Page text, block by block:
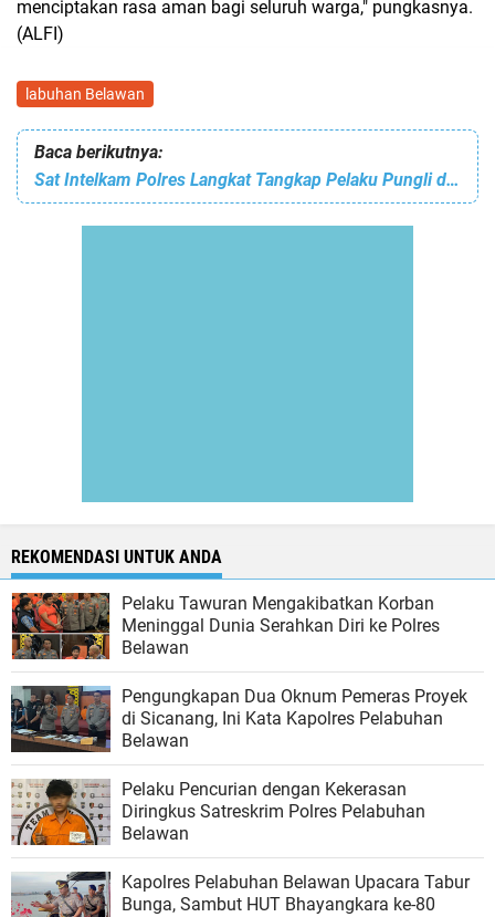
menciptakan rasa aman bagi seluruh warga," pungkasnya.
(ALFI)
labuhan Belawan
Baca berikutnya:
Sat Intelkam Polres Langkat Tangkap Pelaku Pungli di Desa Stabat Lama
REKOMENDASI UNTUK ANDA
Pelaku Tawuran Mengakibatkan Korban
Meninggal Dunia Serahkan Diri ke Polres
Belawan
Pengungkapan Dua Oknum Pemeras Proyek
di Sicanang, Ini Kata Kapolres Pelabuhan
Belawan
Pelaku Pencurian dengan Kekerasan
Diringkus Satreskrim Polres Pelabuhan
Belawan
Kapolres Pelabuhan Belawan Upacara Tabur
Bunga, Sambut HUT Bhayangkara ke-80